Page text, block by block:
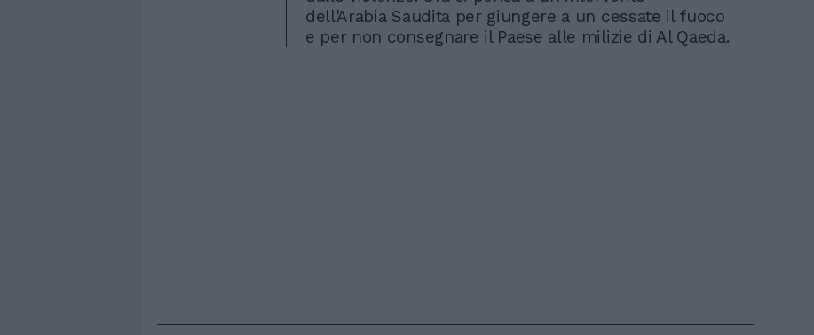
dell'Arabia Saudita per giungere a un cessate il fuoco
e per non consegnare il Paese alle milizie di Al Qaeda.